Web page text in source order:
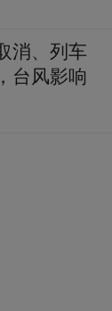
消、列车
台风影响